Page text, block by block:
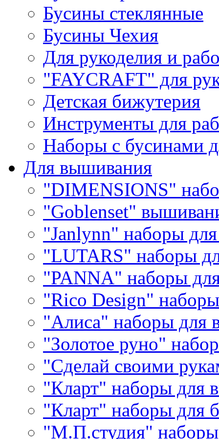
Бусины стеклянные
Бусины Чехия
Для рукоделия и
"FAYCRAFT" для
Детская бижутерия
Инструменты для
Наборы с бусинами
Для вышивания
"DIMENSIONS"
"Goblenset"
"Janlynn" наборы
"LUTARS" наборы
"PANNA" наборы
"Rico Design"
"Алиса" наборы для
"Золотое руно"
"Сделай своими
"Кларт" наборы для
"Кларт" наборы для
"М.П.студия"